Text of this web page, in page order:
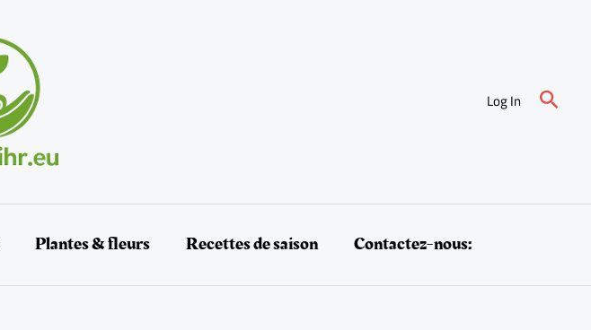
Log In
Plantes & fleurs Recettes de saison Contactez-nous: